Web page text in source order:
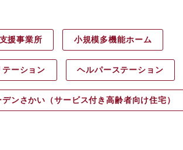
援事業所 小規模多機能ホーム
テーション ヘルパーステーション
デンさかい（サービス付き高齢者向け住宅）